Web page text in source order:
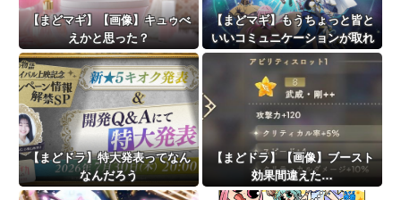
【まどマギ】【画像】キュゥべ
えかと思った？
【まどマギ】もうちょっと皆と
いいコミュニケーションが取れ
てたらなってみんな思う
【まどドラ】特大発表ってなん
なんだろう
【まどドラ】【画像】ブースト
効果間違えた…